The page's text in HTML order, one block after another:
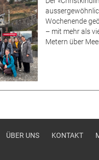
Wochenende
– mit mehr als
Metern über
Footer menu
ÜBER UNS KONTAKT